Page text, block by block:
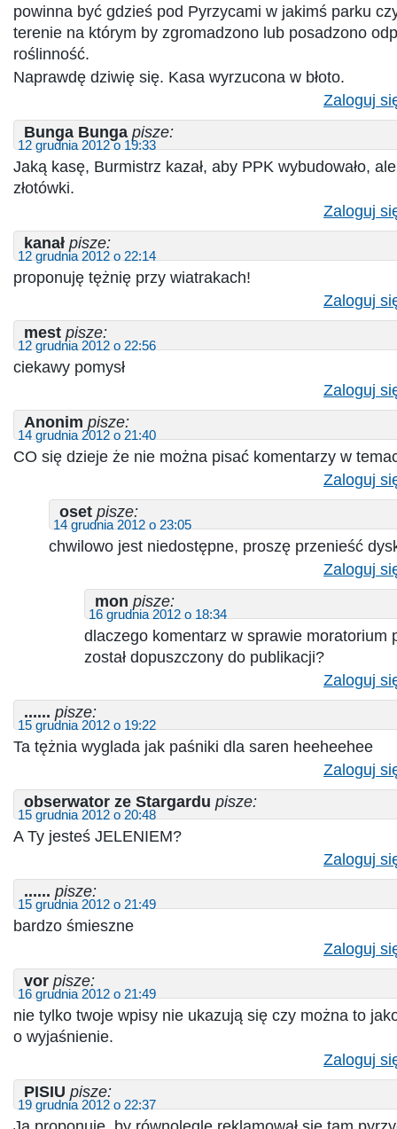
powinna być gdzieś pod Pyrzycami w jakimś parku
terenie na którym by zgromadzono lub posadzono
roślinność.
Naprawdę dziwię się. Kasa wyrzucona w błoto.
Zaloguj
Bunga Bunga pisze:
12 grudnia 2012 o 19:33
Jaką kasę, Burmistrz kazał, aby PPK wybudowało,
złotówki.
Zaloguj
kanał pisze:
12 grudnia 2012 o 22:14
proponuję tężnię przy wiatrakach!
Zaloguj
mest pisze:
12 grudnia 2012 o 22:56
ciekawy pomysł
Zaloguj
Anonim pisze:
14 grudnia 2012 o 21:40
CO się dzieje że nie można pisać komentarzy w
Zaloguj
oset pisze:
14 grudnia 2012 o 23:05
chwilowo jest niedostępne, proszę przenieść
Zaloguj
mon pisze:
16 grudnia 2012 o 18:34
dlaczego komentarz w sprawie moratorium
został dopuszczony do publikacji?
Zaloguj
...... pisze:
15 grudnia 2012 o 19:22
Ta tężnia wyglada jak paśniki dla saren heeheehee
Zaloguj
obserwator ze Stargardu pisze:
15 grudnia 2012 o 20:48
A Ty jesteś JELENIEM?
Zaloguj
...... pisze:
15 grudnia 2012 o 21:49
bardzo śmieszne
Zaloguj
vor pisze:
16 grudnia 2012 o 21:49
nie tylko twoje wpisy nie ukazują się czy można to
o wyjaśnienie.
Zaloguj
PISIU pisze:
19 grudnia 2012 o 22:37